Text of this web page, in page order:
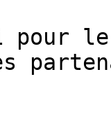
pour